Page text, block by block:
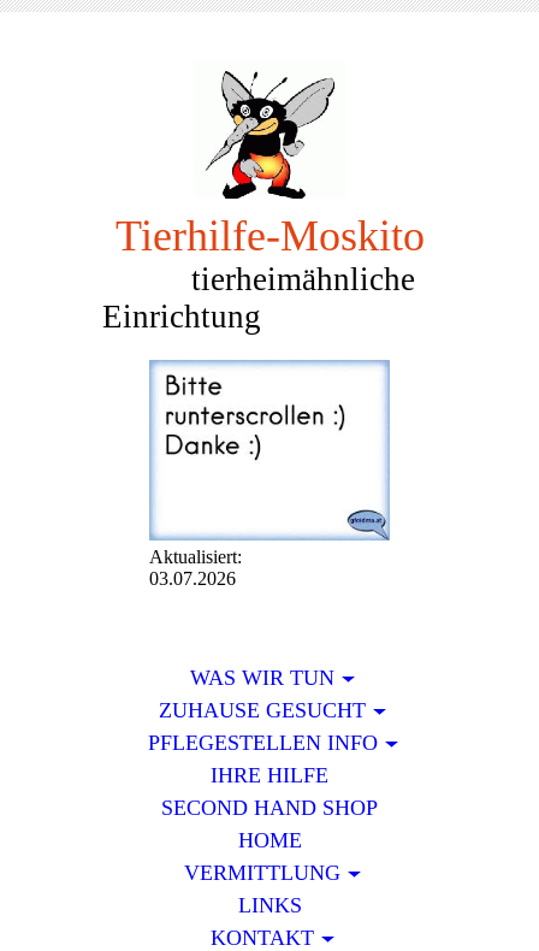
Tierhilfe-Moskito
tierheimähnliche
Einrichtung
Aktualisiert:
03.07.2026
WAS WIR TUN
ZUHAUSE GESUCHT
PFLEGESTELLEN INFO
IHRE HILFE
SECOND HAND SHOP
HOME
VERMITTLUNG
LINKS
KONTAKT